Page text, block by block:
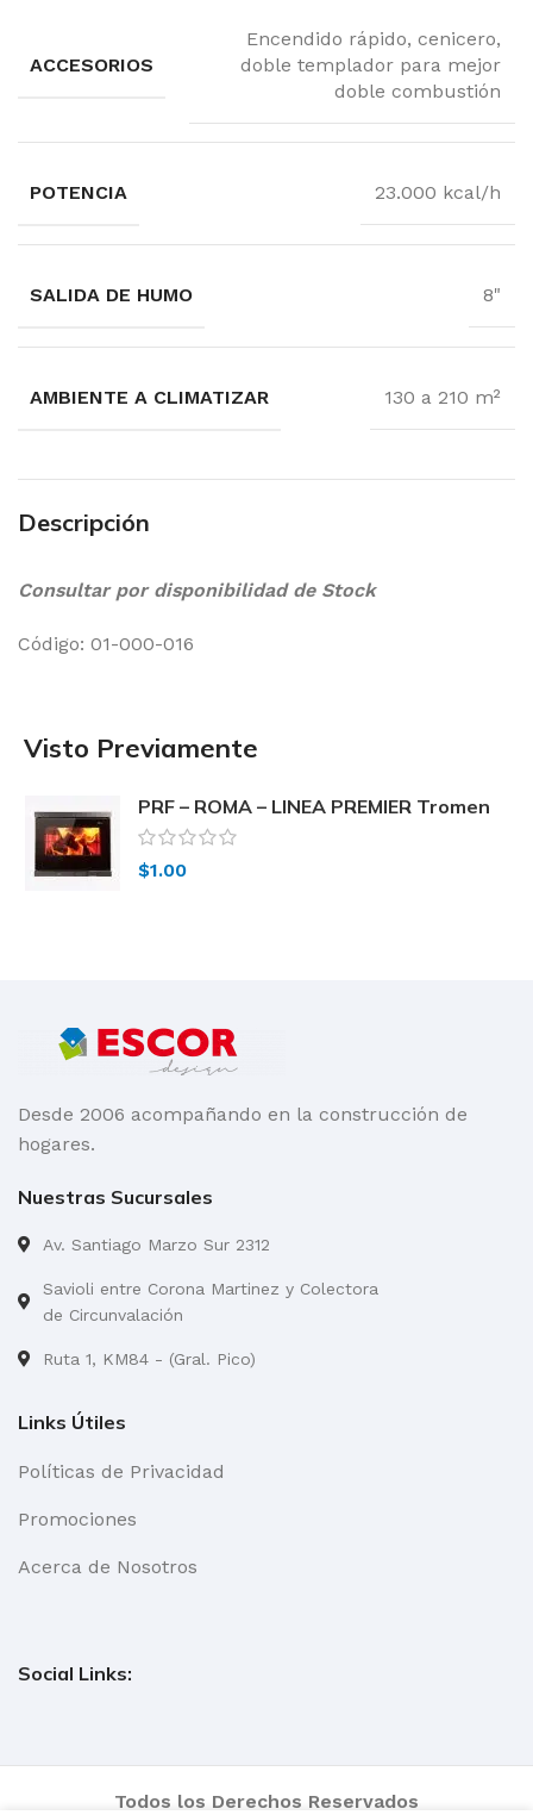
ACCESORIOS
Encendido rápido, cenicero,
doble templador para mejor
doble combustión
POTENCIA 23.000 kcal/h
SALIDA DE HUMO 8"
AMBIENTE A CLIMATIZAR 130 a 210 m²
Descripción
Consultar por disponibilidad de Stock
Código: 01-000-016
Visto Previamente
PRF – ROMA – LINEA PREMIER Tromen
$1.00
Desde 2006 acompañando en la construcción de
hogares.
Nuestras Sucursales
Av. Santiago Marzo Sur 2312
Savioli entre Corona Martinez y Colectora
de Circunvalación
Ruta 1, KM84 - (Gral. Pico)
Links Útiles
Políticas de Privacidad
Promociones
Acerca de Nosotros
Social Links:
Todos los Derechos Reservados